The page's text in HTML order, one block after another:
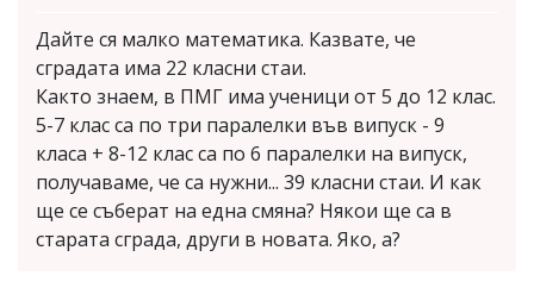
Дайте ся малко математика. Казвате, че
сградата има 22 класни стаи.
Както знаем, в ПМГ има ученици от 5 до 12 клас.
5-7 клас са по три паралелки във випуск - 9
класа + 8-12 клас са по 6 паралелки на випуск,
получаваме, че са нужни... 39 класни стаи. И как
ще се съберат на една смяна? Някои ще са в
старата сграда, други в новата. Яко, а?